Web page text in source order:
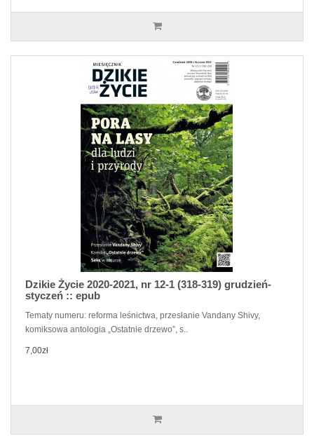
Dzikie Życie 2020-2021, nr 12-1 (318-319) grudzień-
styczeń :: epub
Tematy numeru: reforma leśnictwa, przesłanie Vandany Shivy,
komiksowa antologia „Ostatnie drzewo”, s..
7,00zł